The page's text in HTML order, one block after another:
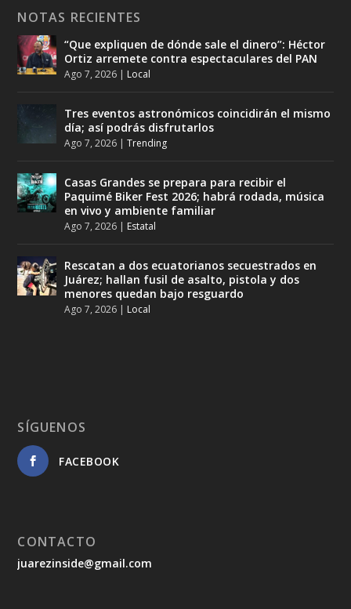
NOTAS RECIENTES
“Que expliquen de dónde sale el dinero”: Héctor
Ortiz arremete contra espectaculares del PAN
Ago 7, 2026 | Local
Tres eventos astronómicos coincidirán el mismo
día; así podrás disfrutarlos
Ago 7, 2026 |Trending
Casas Grandes se prepara para recibir el
Paquimé Biker Fest 2026; habrá rodada, música
en vivo y ambiente familiar
Ago 7, 2026 | Estatal
Rescatan a dos ecuatorianos secuestrados en
Juárez; hallan fusil de asalto, pistola y dos
menores quedan bajo resguardo
Ago 7, 2026 | Local
SÍGUENOS
FACEBOOK
CONTACTO
juarezinside@gmail.com